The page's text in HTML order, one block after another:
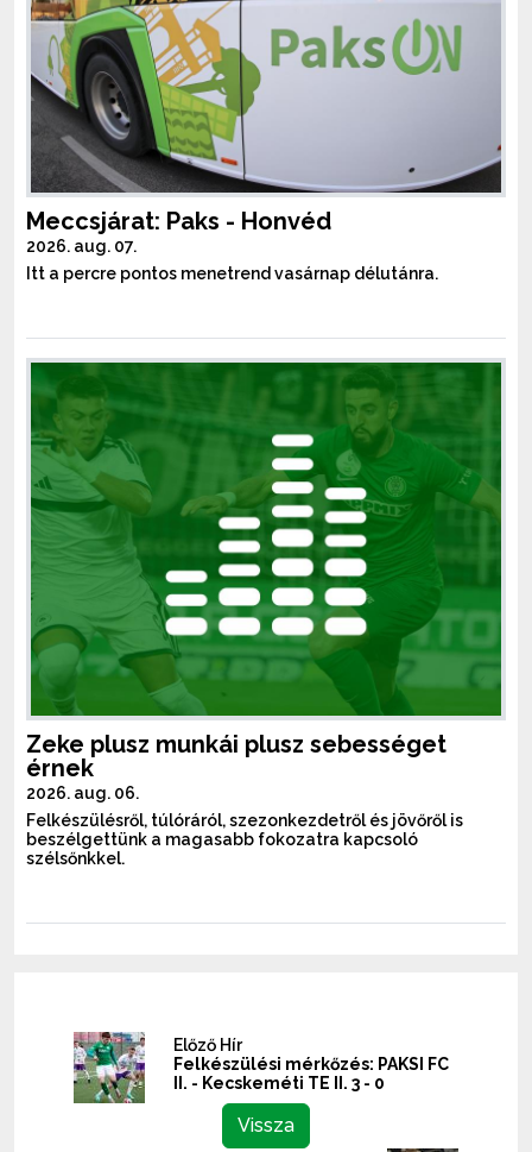
Meccsjárat: Paks - Honvéd
2026. aug. 07.
Itt a percre pontos menetrend vasárnap délutánra.
Zeke plusz munkái plusz sebességet
érnek
2026. aug. 06.
Felkészülésről, túlóráról, szezonkezdetről és jövőről is
beszélgettünk a magasabb fokozatra kapcsoló
szélsőnkkel.
Előző Hír
Felkészülési mérkőzés: PAKSI FC
II. - Kecskeméti TE II. 3 - 0
Vissza